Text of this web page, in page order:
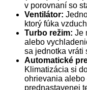
v porovnaní so
Ventilátor:
ktorý fúka
Turbo režim: Je
alebo
sa jednotka vráti
Automatické
Klimatizácia si
ohrievania
prednastavenej